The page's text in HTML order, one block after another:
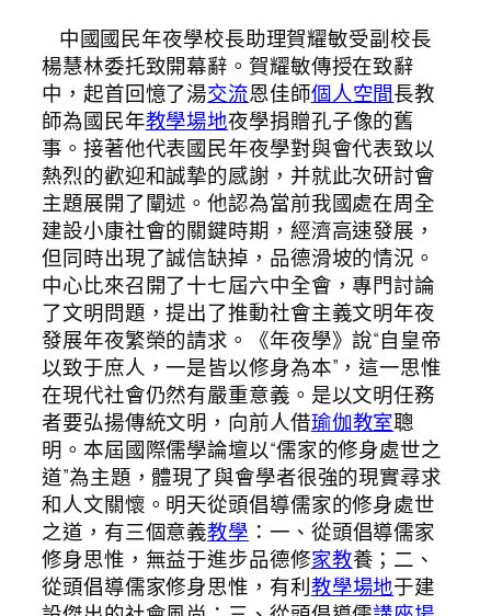
中國國民年夜學校長助理賀耀敏受副校長
楊慧林委托致開幕辭。賀耀敏傳授在致辭
中，起首回憶了湯交流恩佳師個人空間長教
師為國民年教學場地夜學捐贈孔子像的舊
事。接著他代表國民年夜學對與會代表致以
熱烈的歡迎和誠摯的感謝，并就此次研討會
主題展開了闡述。他認為當前我國處在周全
建設小康社會的關鍵時期，經濟高速發展，
但同時出現了誠信缺掉，品德滑坡的情況。
中心比來召開了十七屆六中全會，專門討論
了文明問題，提出了推動社會主義文明年夜
發展年夜繁榮的請求。《年夜學》說“自皇帝
以致于庶人，一是皆以修身為本”，這一思惟
在現代社會仍然有嚴重意義。是以文明任務
者要弘揚傳統文明，向前人借瑜伽教室聰
明。本屆國際儒學論壇以“儒家的修身處世之
道”為主題，體現了與會學者很強的現實尋求
和人文關懷。明天從頭倡導儒家的修身處世
之道，有三個意義教學 ：一、從頭倡導儒家
修身思惟，無益于進步品德修家教養；二、
從頭倡導儒家修身思惟，有利教學場地于建